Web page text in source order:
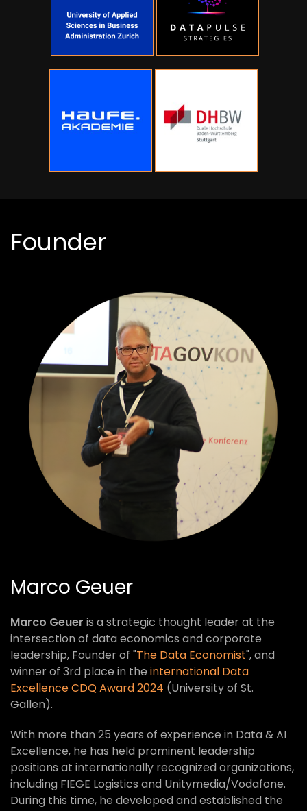
Founder
Marco Geuer
Marco Geuer is a strategic thought leader at the
intersection of data economics and corporate
leadership, Founder of "The Data Economist", and
winner of 3rd place in the international Data
Excellence CDQ Award 2024 (University of St.
Gallen).
With more than 25 years of experience in Data & AI
Excellence, he has held prominent leadership
positions at internationally recognized organizations,
including FIEGE Logistics and Unitymedia/Vodafone.
During this time, he developed and established the